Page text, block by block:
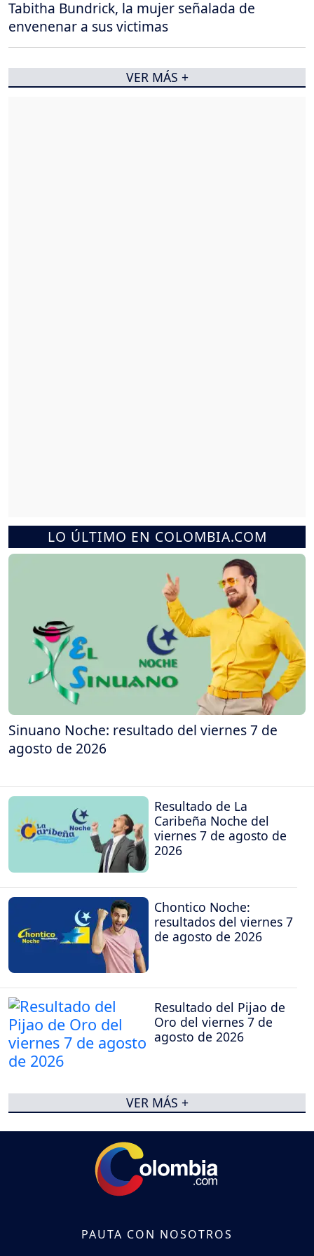
LO ÚLTIMO EN COLOMBIA.COM
Sinuano Noche: resultado del viernes 7 de
agosto de 2026
Resultado de La
Caribeña Noche del
viernes 7 de agosto de
2026
Chontico Noche:
resultados del viernes 7
de agosto de 2026
Resultado del Pijao de
Oro del viernes 7 de
agosto de 2026
VER MÁS +
Tabitha Bundrick, la mujer señalada de
envenenar a sus victimas
VER MÁS +
PAUTA CON NOSOTROS